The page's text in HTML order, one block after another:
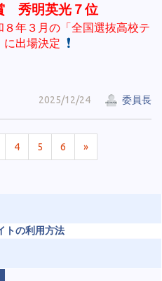
秀明英光７位
年３月の「全国選抜高校テ
に出場決定
2025/12/24 委員長
4 5 6 »
トの利用方法